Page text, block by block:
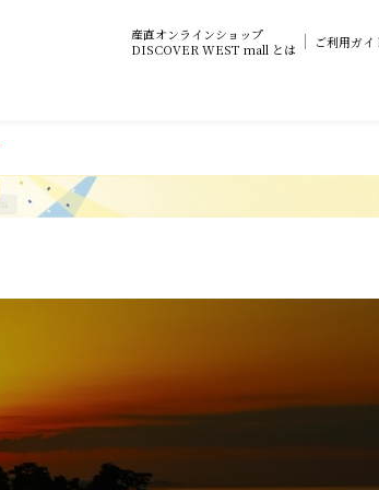
産直オンラインショップ
DISCOVER WEST mall とは
ご利用ガイ